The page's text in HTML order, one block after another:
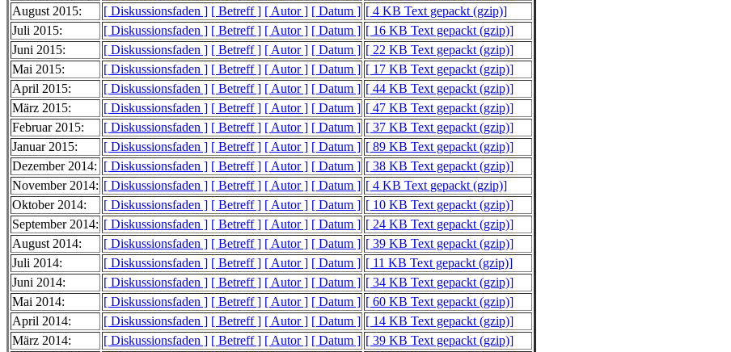
August 2015:
[ Diskussionsfaden ] [ Betreff ] [ Autor ] [ Datum ] [ 4 KB Text gepackt (gzip)]
Juli 2015:
[ Diskussionsfaden ] [ Betreff ] [ Autor ] [ Datum ] [ 16 KB Text gepackt (gzip)]
Juni 2015:
[ Diskussionsfaden ] [ Betreff ] [ Autor ] [ Datum ] [ 22 KB Text gepackt (gzip)]
Mai 2015:
[ Diskussionsfaden ] [ Betreff ] [ Autor ] [ Datum ] [ 17 KB Text gepackt (gzip)]
April 2015:
[ Diskussionsfaden ] [ Betreff ] [ Autor ] [ Datum ] [ 44 KB Text gepackt (gzip)]
März 2015:
[ Diskussionsfaden ] [ Betreff ] [ Autor ] [ Datum ] [ 47 KB Text gepackt (gzip)]
Februar 2015:
[ Diskussionsfaden ] [ Betreff ] [ Autor ] [ Datum ] [ 37 KB Text gepackt (gzip)]
Januar 2015:
[ Diskussionsfaden ] [ Betreff ] [ Autor ] [ Datum ] [ 89 KB Text gepackt (gzip)]
Dezember 2014: [ Diskussionsfaden ] [ Betreff ] [ Autor ] [ Datum ] [ 38 KB Text gepackt (gzip)]
November 2014: [ Diskussionsfaden ] [ Betreff ] [ Autor ] [ Datum ] [ 4 KB Text gepackt (gzip)]
Oktober 2014:
[ Diskussionsfaden ] [ Betreff ] [ Autor ] [ Datum ] [ 10 KB Text gepackt (gzip)]
September 2014: [ Diskussionsfaden ] [ Betreff ] [ Autor ] [ Datum ] [ 24 KB Text gepackt (gzip)]
August 2014:
[ Diskussionsfaden ] [ Betreff ] [ Autor ] [ Datum ] [ 39 KB Text gepackt (gzip)]
Juli 2014:
[ Diskussionsfaden ] [ Betreff ] [ Autor ] [ Datum ] [ 11 KB Text gepackt (gzip)]
Juni 2014:
[ Diskussionsfaden ] [ Betreff ] [ Autor ] [ Datum ] [ 34 KB Text gepackt (gzip)]
Mai 2014:
[ Diskussionsfaden ] [ Betreff ] [ Autor ] [ Datum ] [ 60 KB Text gepackt (gzip)]
April 2014:
[ Diskussionsfaden ] [ Betreff ] [ Autor ] [ Datum ] [ 14 KB Text gepackt (gzip)]
März 2014:
[ Diskussionsfaden ] [ Betreff ] [ Autor ] [ Datum ] [ 39 KB Text gepackt (gzip)]